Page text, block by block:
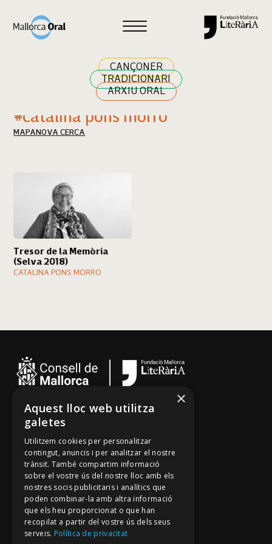
CANÇONER
TRADICIONARI
ARXIU ORAL
Cercar
Resultats cerca
#catalina pons morro
MAPA NOVA CERCA
Tresor de la Memòria
(Selva 2018)
CATALINA PONS MORRO
Cançoner
Tradicionari
Arxiu Oral
Contacte
Segueix-nos
Mallorca Oral, un projecte de
×
Aquest lloc web utilitza
galetes
Utilitzem cookies per personalitzar
contingut, anuncis i per analitzar el nostre
trànsit. També compartim informació
sobre el vostre ús del nostre lloc amb els
nostres socis publicitaris i analítics que
poden combinar-la amb altra informació
que els heu proporcionat o que han
recopilat a partir del vostre ús dels seus
serveis. Política de privacitat